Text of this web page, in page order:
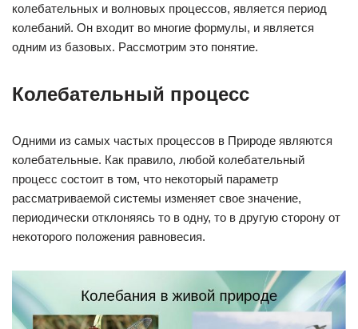
колебательных и волновых процессов, является период
колебаний. Он входит во многие формулы, и является
одним из базовых. Рассмотрим это понятие.
Колебательный процесс
Одними из самых частых процессов в Природе являются
колебательные. Как правило, любой колебательный
процесс состоит в том, что некоторый параметр
рассматриваемой системы изменяет свое значение,
периодически отклоняясь то в одну, то в другую сторону от
некоторого положения равновесия.